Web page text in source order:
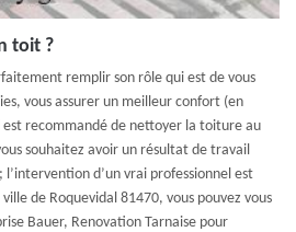
toit ?
remplir son rôle qui est de vous
vous assurer un meilleur confort (en
recommandé de nettoyer la toiture au
souhaitez avoir un résultat de travail
d’un vrai professionnel est
de Roquevidal 81470, vous pouvez vous
Bauer, Renovation Tarnaise pour